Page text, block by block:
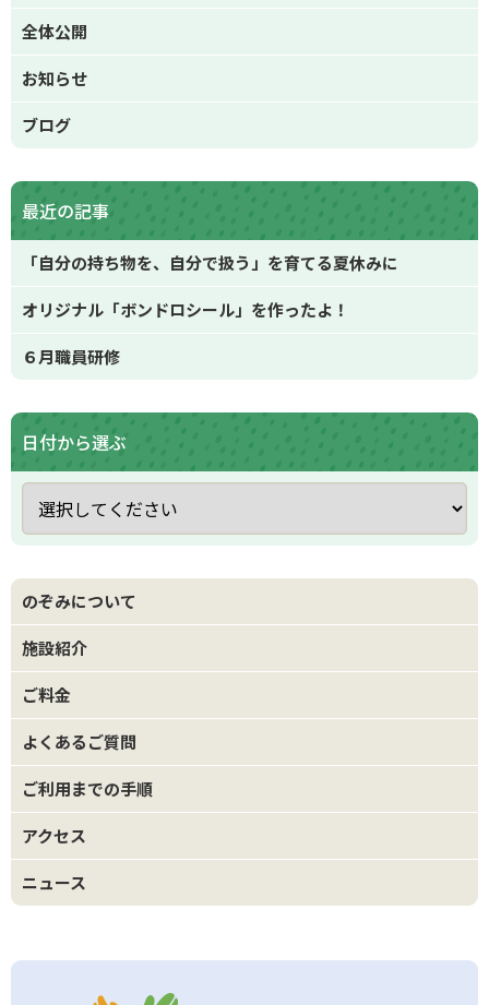
全体公開
お知らせ
ブログ
最近の記事
「自分の持ち物を、自分で扱う」を育てる夏休みに
オリジナル「ボンドロシール」を作ったよ！
６月職員研修
日付から選ぶ
のぞみについて
施設紹介
ご料金
よくあるご質問
ご利用までの手順
アクセス
ニュース